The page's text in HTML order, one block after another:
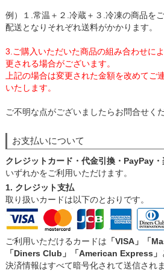
例）１.常温＋２.冷蔵＋３.冷凍の商品を
配送となりそれぞれ送料がかかります。
3.ご購入いただいた商品の組み合わせに
更される場合がございます。
上記の場合は変更された金額を改めてご
いたします。
ご不明な点がございましたらお問合せくだ
お支払いについて
クレジットカード・代金引換・PayPay
いずれかをご利用いただけます。
1. クレジット支払
取り扱いカードは以下のとおりです。
ご利用いただけるカードは 「VISA」「
「Diners Club」「American Express」
決済情報はすべて暗号化されて送信され